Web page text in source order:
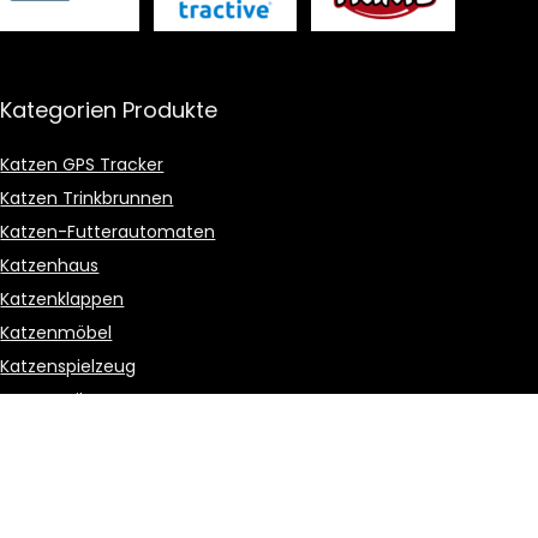
Kategorien Produkte
Katzen GPS Tracker
Katzen Trinkbrunnen
Katzen-Futterautomaten
Katzenhaus
Katzenklappen
Katzenmöbel
Katzenspielzeug
Katzentoiletten